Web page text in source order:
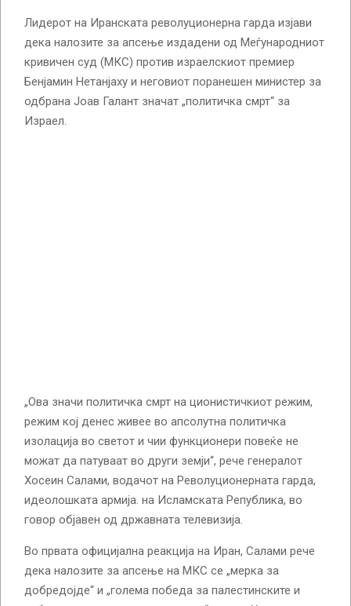
Лидерот на Иранската револуционерна гарда изјави
дека налозите за апсење издадени од Меѓународниот
кривичен суд (МКС) против израелскиот премиер
Бенјамин Нетанјаху и неговиот поранешен министер за
одбрана Јоав Галант значат „политичка смрт“ за
Израел.
„Ова значи политичка смрт на ционистичкиот режим,
режим кој денес живее во апсолутна политичка
изолација во светот и чии функционери повеќе не
можат да патуваат во други земји“, рече генералот
Хосеин Салами, водачот на Револуционерната гарда,
идеолошката армија. на Исламската Република, во
говор објавен од државната телевизија.
Во првата официјална реакција на Иран, Салами рече
дека налозите за апсење на МКС се „мерка за
добредојде“ и „голема победа за палестинските и